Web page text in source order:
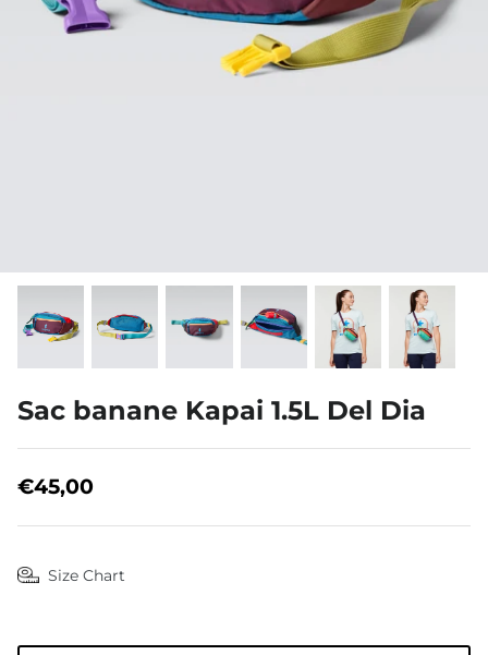
Sac banane Kapai 1.5L Del Dia
€45,00
Size Chart